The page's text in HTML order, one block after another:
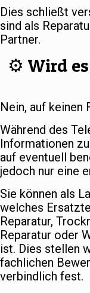
Dies schließt
sind als
Partner.
⚙️ Wird
Nein, auf keinen
Während des
Informationen
auf eventuell
jedoch nur eine
Sie können als
welches
Reparatur,
Reparatur oder
ist. Dies stellen
fachlichen
verbindlich fest.